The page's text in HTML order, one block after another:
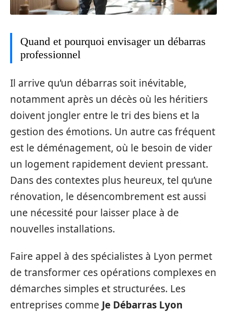
Quand et pourquoi envisager un débarras
professionnel
Il arrive qu’un débarras soit inévitable,
notamment après un décès où les héritiers
doivent jongler entre le tri des biens et la
gestion des émotions. Un autre cas fréquent
est le déménagement, où le besoin de vider
un logement rapidement devient pressant.
Dans des contextes plus heureux, tel qu’une
rénovation, le désencombrement est aussi
une nécessité pour laisser place à de
nouvelles installations.
Faire appel à des spécialistes à Lyon permet
de transformer ces opérations complexes en
démarches simples et structurées. Les
entreprises comme Je Débarras Lyon